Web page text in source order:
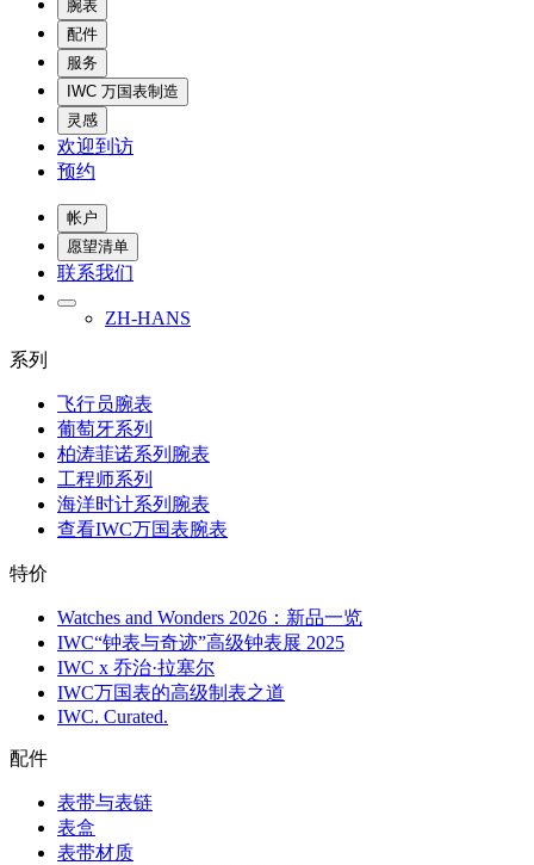
腕表
配件
服务
IWC 万国表制造
灵感
欢迎到访
预约
帐户
愿望清单
联系我们
ZH-HANS
系列
飞行员腕表
葡萄牙系列
柏涛菲诺系列腕表
工程师系列
海洋时计系列腕表
查看IWC万国表腕表
特价
Watches and Wonders 2026：新品一览
IWC“钟表与奇迹”高级钟表展 2025
IWC x 乔治·拉塞尔
IWC万国表的高级制表之道
IWC. Curated.
配件
表带与表链
表盒
表带材质